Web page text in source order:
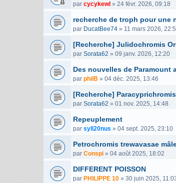
par cycykewl » 24 févr. 2026, 09:18
recherche de troph pour une
par DucatBee74 » 11 mars 2026,
[Recherche] Julidochromis
par Sorata62 » 09 janv. 2026, 12:20
Des nouvelles de Paramount
par philB » 04 déc. 2025, 13:46
[Recherche]
par Sorata62 » 01 nov. 2025, 14:48
Repeuplement
par syll20nus » 04 sept. 2025, 23:10
Petrochromis trewavasae
par Conspi » 04 août 2025, 18:02
DIFFERENT POISSON
par PHILIPPE 10 » 30 juin 2025,